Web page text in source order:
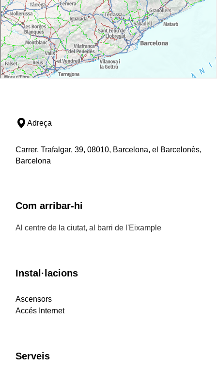
Adreça
Carrer, Trafalgar, 39, 08010, Barcelona, el Barcelonès,
Barcelona
Com arribar-hi
Al centre de la ciutat, al barri de l'Eixample
Instal·lacions
Ascensors
Accés Internet
Serveis